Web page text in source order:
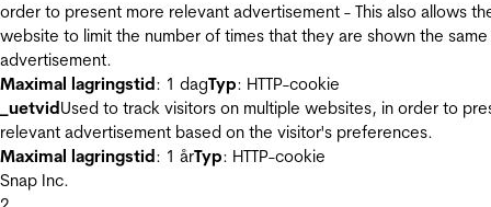
order to present more relevant advertisement - This also allows
website to limit the number of times that they are shown the same
advertisement.
Maximal lagringstid: 1 dagTyp: HTTP-cookie
_uetvidUsed to track visitors on multiple websites, in order to
relevant advertisement based on the visitor's preferences.
Maximal lagringstid: 1 årTyp: HTTP-cookie
Snap Inc.